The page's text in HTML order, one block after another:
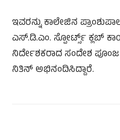
ಇವರನ್ನು ಕಾಲೇಜಿನ
ಎಸ್.ಡಿ.ಎಂ. ಸ್ಪೋರ್ಟ್ಸ್ ಕ್ಲಬ್
ನಿರ್ದೇಶಕರಾದ ಸಂದೇಶ
ನಿತಿನ್ ಅಭಿನಂದಿಸಿದ್ದಾರೆ.